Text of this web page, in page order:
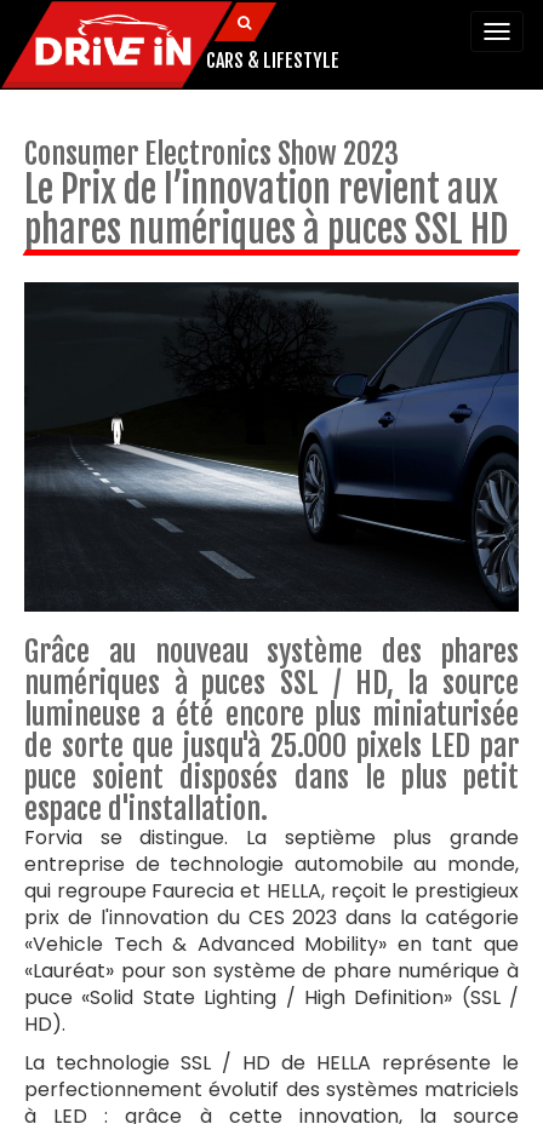
CARS & LIFESTYLE
Consumer Electronics Show 2023
Le Prix de l’innovation revient aux
phares numériques à puces SSL HD
Grâce au nouveau système des phares
numériques à puces SSL / HD, la source
lumineuse a été encore plus miniaturisée
de sorte que jusqu'à 25.000 pixels LED par
puce soient disposés dans le plus petit
espace d'installation.
Forvia se distingue. La septième plus grande
entreprise de technologie automobile au monde,
qui regroupe Faurecia et HELLA, reçoit le prestigieux
prix de l'innovation du CES 2023 dans la catégorie
«Vehicle Tech & Advanced Mobility» en tant que
«Lauréat» pour son système de phare numérique à
puce «Solid State Lighting / High Definition» (SSL /
HD).
La technologie SSL / HD de HELLA représente le
perfectionnement évolutif des systèmes matriciels
à LED : grâce à cette innovation, la source